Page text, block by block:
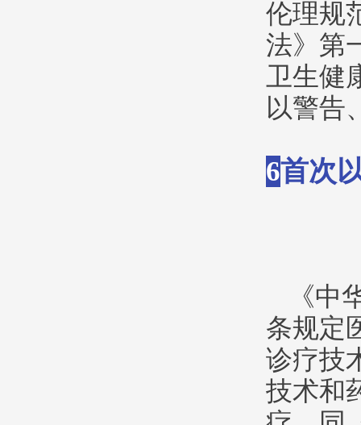
伦理规
法》第
卫生健
以警告
6首次
《
条规定
诊疗技
技术和